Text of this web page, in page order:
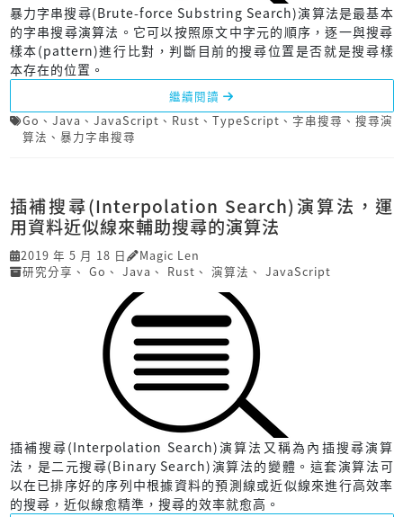
暴力字串搜尋(Brute-force Substring Search)演算法是最基本
的字串搜尋演算法。它可以按照原文中字元的順序，逐一與搜尋
樣本(pattern)進行比對，判斷目前的搜尋位置是否就是搜尋樣
本存在的位置。
繼續閱讀
Go 、 Java 、 JavaScript 、 Rust 、 TypeScript 、 字串搜尋 、 搜尋演
算法 、 暴力字串搜尋
插補搜尋(Interpolation Search)演算法，運
用資料近似線來輔助搜尋的演算法
2019 年 5 月 18 日
Magic Len
研究分享 、 Go 、 Java 、 Rust 、 演算法 、 JavaScript
插補搜尋(Interpolation Search)演算法又稱為內插搜尋演算
法，是二元搜尋(Binary Search)演算法的變體。這套演算法可
以在已排序好的序列中根據資料的預測線或近似線來進行高效率
的搜尋，近似線愈精準，搜尋的效率就愈高。